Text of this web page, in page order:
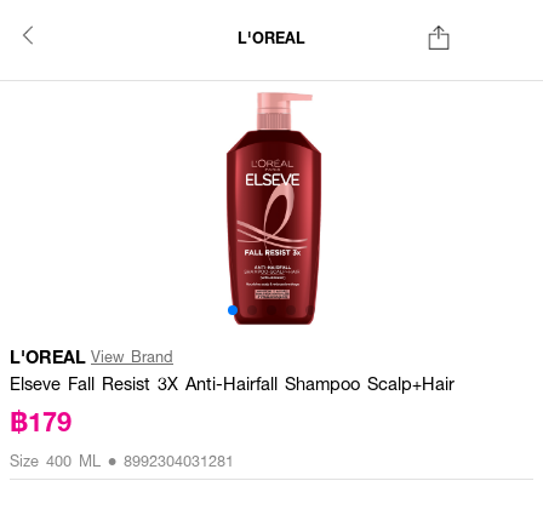
L'OREAL
L'OREAL View Brand
Elseve Fall Resist 3X Anti-Hairfall Shampoo Scalp+Hair
฿179
Size 400 ML • 8992304031281